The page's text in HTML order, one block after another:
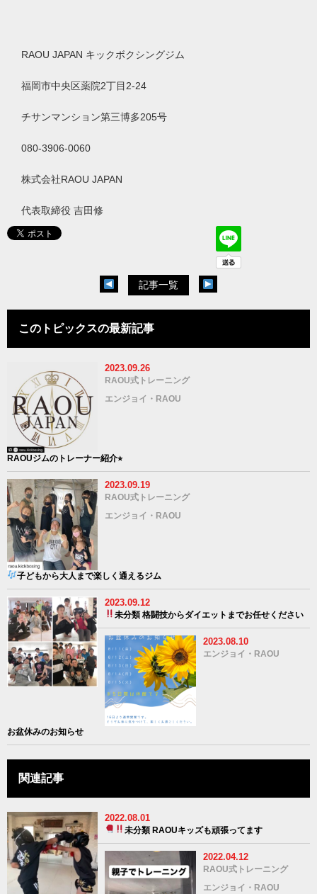
RAOU JAPAN キックボクシングジム
福岡市中央区薬院2丁目 2-24
チサンマンション第三博多205号
080-3906-0060
株式会社RAOU JAPAN
代表取締役 吉田修
記事一覧
このトピックスの最新記事
2023.09.26
RAOU式トレーニング
エンジョイ・RAOU
RAOUジムのトレーナー紹介⭐︎
2023.09.19
RAOU式トレーニング
エンジョイ・RAOU
子どもから大人まで楽しく通えるジム
2023.09.12
未分類格闘技からダイエットまでお任せください
2023.08.10
エンジョイ・RAOU
お盆休みのお知らせ
関連記事
2022.08.01
未分類 RAOUキッズも頑張ってます
2022.04.12
RAOU式トレーニング
エンジョイ・RAOU